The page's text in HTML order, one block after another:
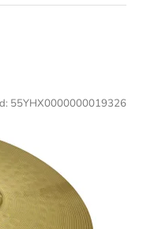
55YHX0000000019326